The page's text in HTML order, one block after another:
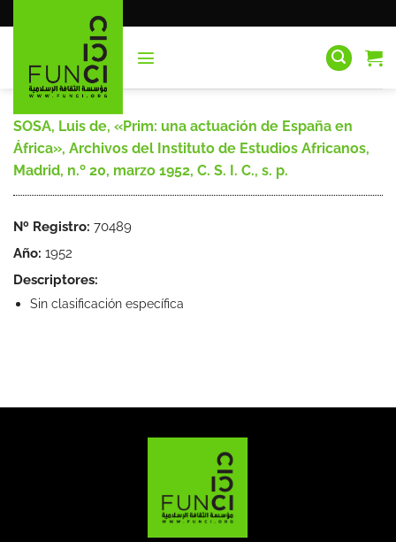
al
SOSA, Luis de, «Prim: una actuación de España en
África», Archivos del Instituto de Estudios Africanos,
Madrid, n.º 20, marzo 1952, C. S. I. C., s. p.
Nº Registro: 70489
Año: 1952
Descriptores:
Sin clasificación específica